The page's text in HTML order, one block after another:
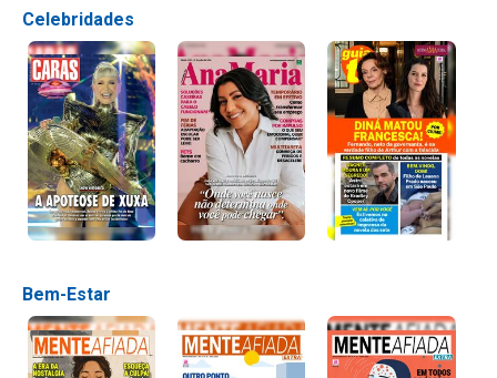
Celebridades
Bem-Estar